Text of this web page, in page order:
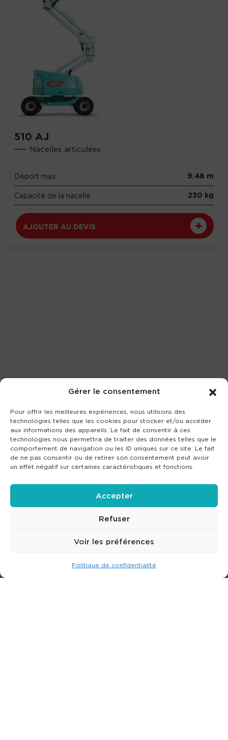
Gérer le consentement
Pour offrir les meilleures expériences, nous utilisons des
technologies telles que les cookies pour stocker et/ou accéder
aux informations des appareils. Le fait de consentir à ces
technologies nous permettra de traiter des données telles que le
comportement de navigation ou les ID uniques sur ce site. Le fait
de ne pas consentir ou de retirer son consentement peut avoir
un effet négatif sur certaines caractéristiques et fonctions.
Accepter
Refuser
Voir les préférences
Politique de confidentialité
510 AJ
Nacelles articulées
Déport max 9.48 m
Capacité de la nacelle 230 kg
AJOUTER AU DEVIS